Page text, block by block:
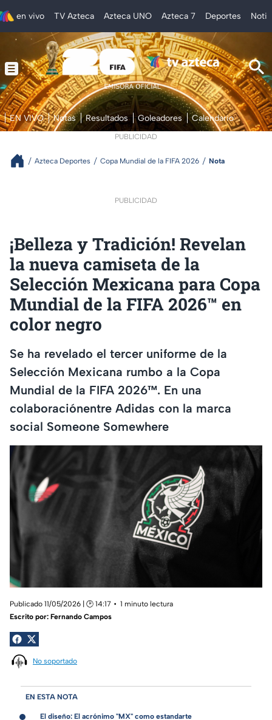
en vivo TV Azteca Azteca UNO Azteca 7 Deportes
EN VIVO Notas Resultados Goleadores Calendario
PUBLICIDAD
Azteca Deportes Copa Mundial de la FIFA 2026 Nota
PUBLICIDAD
¡Belleza y Tradición! Revelan
la nueva camiseta de la
Selección Mexicana para Copa
Mundial de la FIFA 2026™ en
color negro
Se ha revelado el tercer uniforme de la
Selección Mexicana rumbo a la Copa
Mundial de la FIFA 2026™. En una
colaboraciónentre Adidas con la marca
social Someone Somewhere
Publicado 11/05/2026 | 🕑 14:17
1 minuto lectura
Escrito por: Fernando Campos
No soportado
EN ESTA NOTA
El diseño: El acrónimo "MX" como estandarte